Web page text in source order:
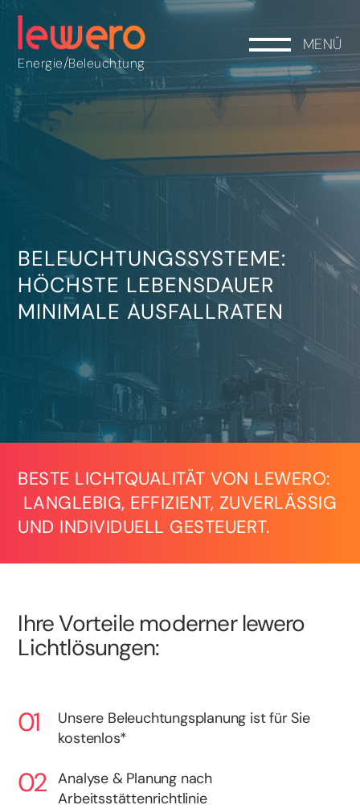
Energie/Beleuchtung
MENÜ
BELEUCHTUNGSSYSTEME:
HÖCHSTE LEBENSDAUER
MINIMALE AUSFALLRATEN
BESTE LICHTQUALITÄT VON LEWERO:
LANGLEBIG, EFFIZIENT, ZUVERLÄSSIG
UND INDIVIDUELL GESTEUERT.
Ihre Vorteile moderner lewero
Lichtlösungen:
Unsere Beleuchtungsplanung ist für Sie
kostenlos*
Analyse & Planung nach
Arbeitsstättenrichtlinie